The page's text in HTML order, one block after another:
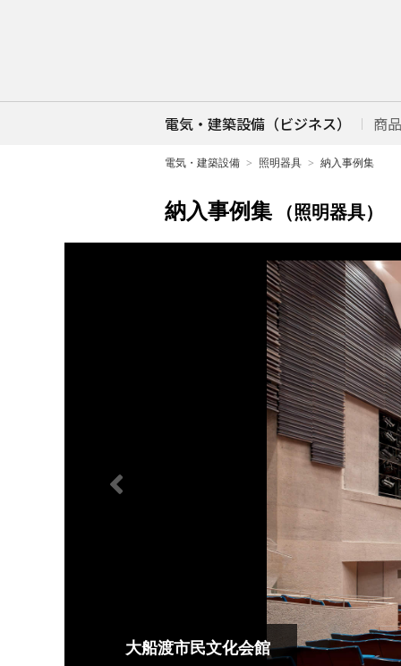
電気・建築設備（ビジネス） 商
電気・建築設備 照明器具 納入事例集
納入事例集 （照明器具）
大船渡市民文化会館